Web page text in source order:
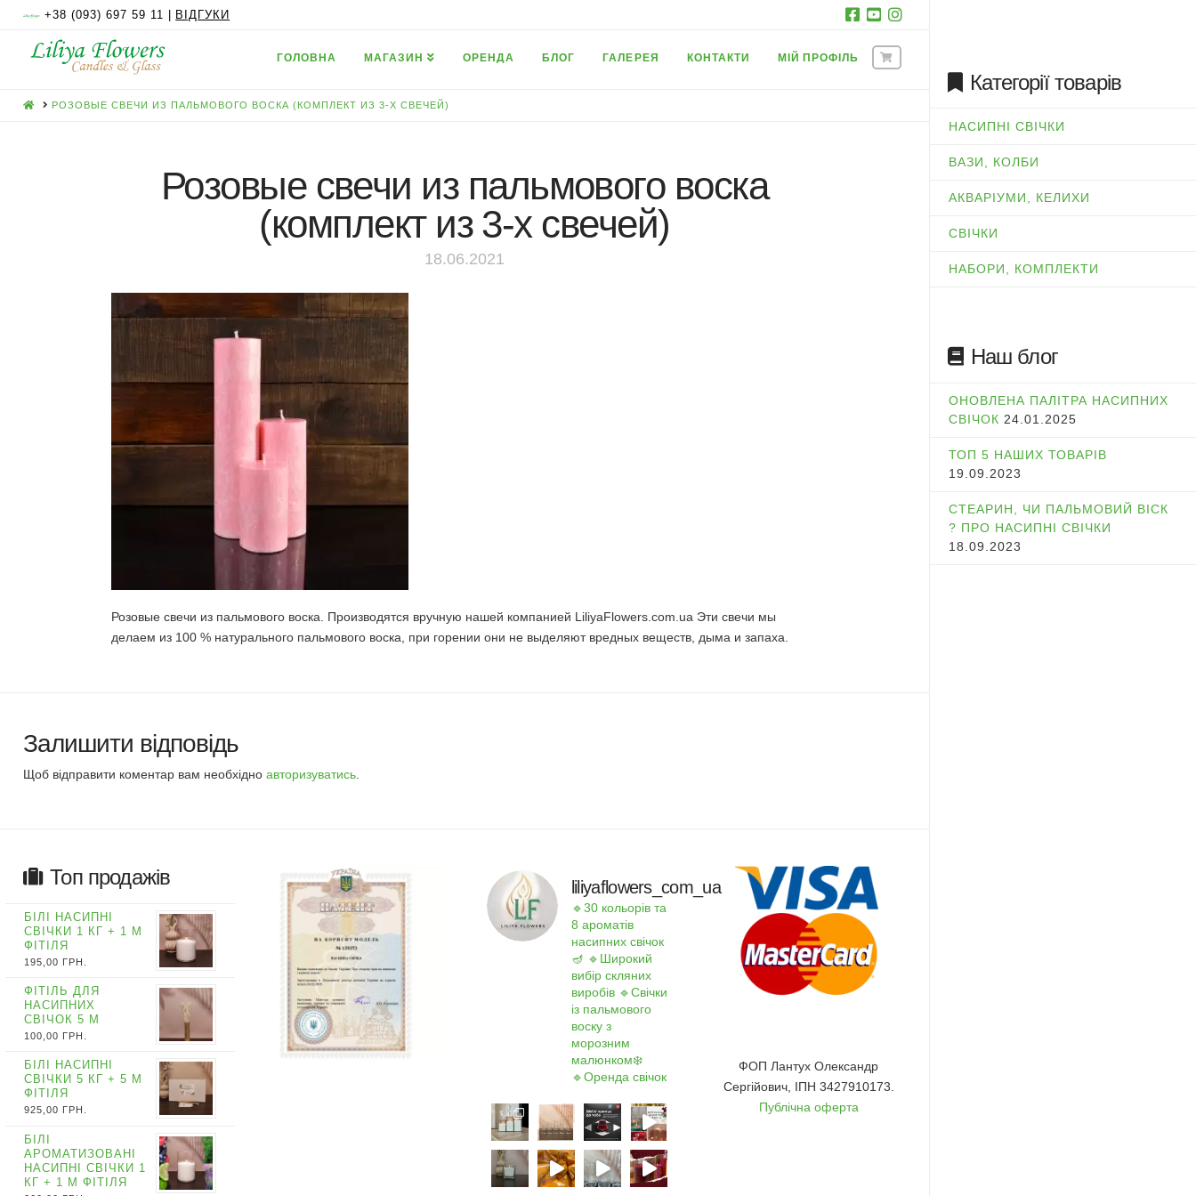
+38 (093) 697 59 11 | ВІДГУКИ
ГОЛОВНА МАГАЗИН ОРЕНДА БЛОГ ГАЛЕРЕЯ КОНТАКТИ МІЙ ПРОФІЛЬ
HOMEРОЗОВЫЕ СВЕЧИ ИЗ ПАЛЬМОВОГО ВОСКА (КОМПЛЕКТ ИЗ 3-Х СВЕЧЕЙ)
Розовые свечи из пальмового воска
(комплект из 3-х свечей)
18.06.2021
Розовые свечи из пальмового воска. Производятся вручную нашей компанией LiliyaFlowers.com.ua Эти свечи мы
делаем из 100 % натурального пальмового воска, при горении они не выделяют вредных веществ, дыма и запаха.
Залишити відповідь
Щоб відправити коментар вам необхідноавторизуватись
Категорії товарів
НАСИПНІ СВІЧКИ
ВАЗИ, КОЛБИ
АКВАРІУМИ, КЕЛИХИ
СВІЧКИ
НАБОРИ, КОМПЛЕКТИ
Наш блог
ОНОВЛЕНА ПАЛІТРА НАСИПНИХ
СВІЧОК 24.01.2025
ТОП 5 НАШИХ ТОВАРІВ
19.09.2023
СТЕАРИН, ЧИ ПАЛЬМОВИЙ ВІСК
? ПРО НАСИПНІ СВІЧКИ
18.09.2023
Топ продажів
БІЛІ НАСИПНІ
СВІЧКИ 1 КГ + 1 М
ФІТІЛЯ
195,00 ГРН.
ФІТІЛЬ ДЛЯ
НАСИПНИХ
СВІЧОК 5 М
100,00 ГРН.
БІЛІ НАСИПНІ
СВІЧКИ 5 КГ + 5 М
ФІТІЛЯ
925,00 ГРН.
БІЛІ
АРОМАТИЗОВАНІ
НАСИПНІ СВІЧКИ 1
КГ + 1 М ФІТІЛЯ
liliyaflowers_com_ua
🔹30 кольорів та
8 ароматів
насипних свічок
🪔 🔹Широкий
вибір скляних
виробів🔹Свічки
із пальмового
воску з
морозним
малюнком❄️
🔹Оренда свічок
ФОП Лантух Олександр
Сергійович, ІПН 3427910173.
Публічна оферта